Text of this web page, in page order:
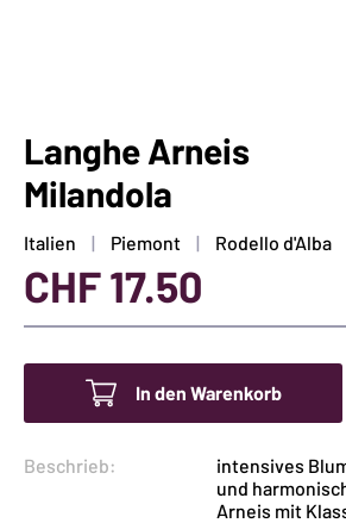
Langhe Arneis
Milandola
Italien Piemont Rodello d'Alba
CHF17.50
In den Warenkorb
Beschrieb:
intensives
und
Arneis mit